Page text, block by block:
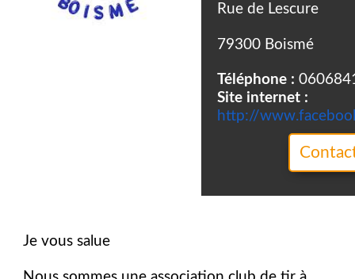
Rue de Lescure
79300 Boismé
Téléphone :
Site internet :
http://
Je vous salue